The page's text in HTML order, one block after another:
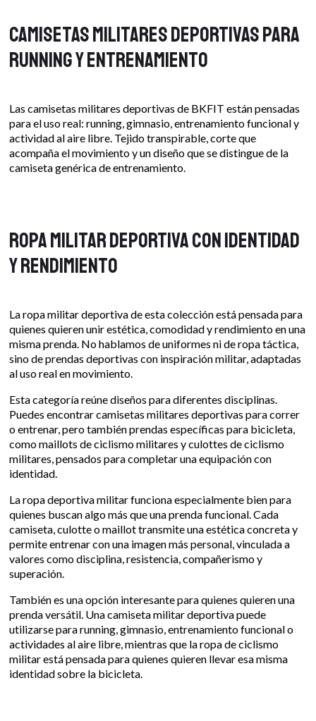
Camisetas militares deportivas para
running y entrenamiento
Las camisetas militares deportivas de BKFIT están pensadas
para el uso real: running, gimnasio, entrenamiento funcional y
actividad al aire libre. Tejido transpirable, corte que
acompaña el movimiento y un diseño que se distingue de la
camiseta genérica de entrenamiento.
Ropa militar deportiva con identidad
y rendimiento
La ropa militar deportiva de esta colección está pensada para
quienes quieren unir estética, comodidad y rendimiento en una
misma prenda. No hablamos de uniformes ni de ropa táctica,
sino de prendas deportivas con inspiración militar, adaptadas
al uso real en movimiento.
Esta categoría reúne diseños para diferentes disciplinas.
Puedes encontrar camisetas militares deportivas para correr
o entrenar, pero también prendas específicas para bicicleta,
como maillots de ciclismo militares y culottes de ciclismo
militares, pensados para completar una equipación con
identidad.
La ropa deportiva militar funciona especialmente bien para
quienes buscan algo más que una prenda funcional. Cada
camiseta, culotte o maillot transmite una estética concreta y
permite entrenar con una imagen más personal, vinculada a
valores como disciplina, resistencia, compañerismo y
superación.
También es una opción interesante para quienes quieren una
prenda versátil. Una camiseta militar deportiva puede
utilizarse para running, gimnasio, entrenamiento funcional o
actividades al aire libre, mientras que la ropa de ciclismo
militar está pensada para quienes quieren llevar esa misma
identidad sobre la bicicleta.